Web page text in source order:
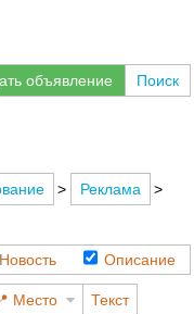
объявление
Поиск
> Реклама
>
Новость Описание
Место
Текст